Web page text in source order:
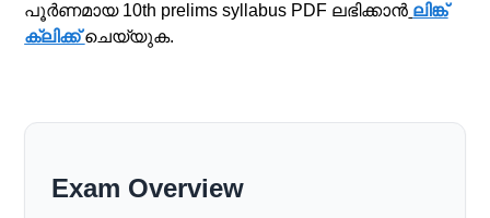
പൂർണമായ 10th prelims syllabus PDF ലഭിക്കാൻ ലിങ്ക്
ക്ലിക്ക്ചെയ്യുക.
Exam Overview